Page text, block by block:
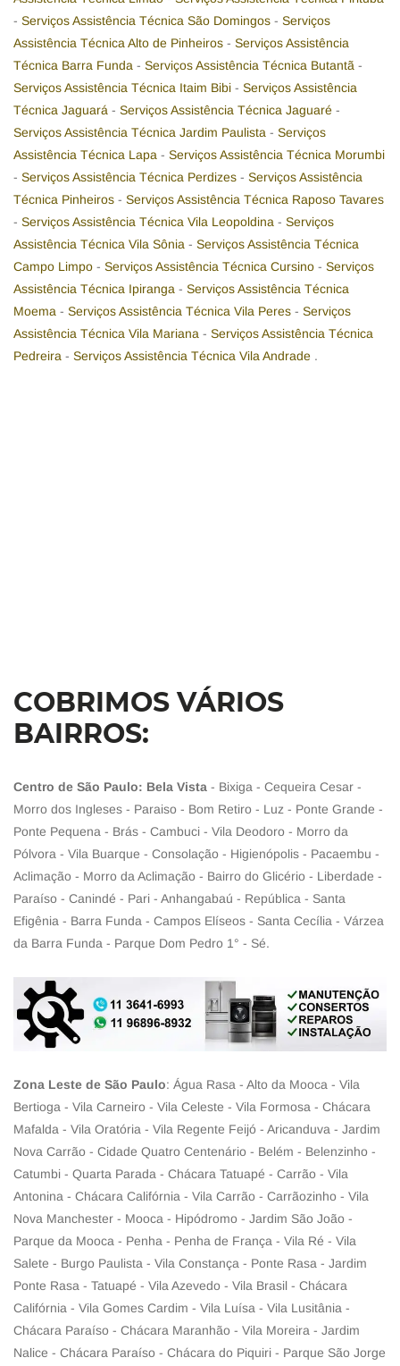
- Serviços Assistência Técnica São Domingos - Serviços
Assistência Técnica Alto de Pinheiros - Serviços Assistência
Técnica Barra Funda - Serviços Assistência Técnica Butantã -
Serviços Assistência Técnica Itaim Bibi - Serviços Assistência
Técnica Jaguará - Serviços Assistência Técnica Jaguaré -
Serviços Assistência Técnica Jardim Paulista - Serviços
Assistência Técnica Lapa - Serviços Assistência Técnica Morumbi
- Serviços Assistência Técnica Perdizes - Serviços Assistência
Técnica Pinheiros - Serviços Assistência Técnica Raposo Tavares
- Serviços Assistência Técnica Vila Leopoldina - Serviços
Assistência Técnica Vila Sônia - Serviços Assistência Técnica
Campo Limpo - Serviços Assistência Técnica Cursino - Serviços
Assistência Técnica Ipiranga - Serviços Assistência Técnica
Moema - Serviços Assistência Técnica Vila Peres - Serviços
Assistência Técnica Vila Mariana - Serviços Assistência Técnica
Pedreira - Serviços Assistência Técnica Vila Andrade .
COBRIMOS VÁRIOS
BAIRROS:
Centro de São Paulo: Bela Vista - Bixiga - Cequeira Cesar -
Morro dos Ingleses - Paraiso - Bom Retiro - Luz - Ponte Grande -
Ponte Pequena - Brás - Cambuci - Vila Deodoro - Morro da
Pólvora - Vila Buarque - Consolação - Higienópolis - Pacaembu -
Aclimação - Morro da Aclimação - Bairro do Glicério - Liberdade -
Paraíso - Canindé - Pari - Anhangabaú - República - Santa
Efigênia - Barra Funda - Campos Elíseos - Santa Cecília - Várzea
da Barra Funda - Parque Dom Pedro 1° - Sé.
Zona Leste de São Paulo: Água Rasa - Alto da Mooca - Vila
Bertioga - Vila Carneiro - Vila Celeste - Vila Formosa - Chácara
Mafalda - Vila Oratória - Vila Regente Feijó - Aricanduva - Jardim
Nova Carrão - Cidade Quatro Centenário - Belém - Belenzinho -
Catumbi - Quarta Parada - Chácara Tatuapé - Carrão - Vila
Antonina - Chácara Califórnia - Vila Carrão - Carrãozinho - Vila
Nova Manchester - Mooca - Hipódromo - Jardim São João -
Parque da Mooca - Penha - Penha de França - Vila Ré - Vila
Salete - Burgo Paulista - Vila Constança - Ponte Rasa - Jardim
Ponte Rasa - Tatuapé - Vila Azevedo - Vila Brasil - Chácara
Califórnia - Vila Gomes Cardim - Vila Luísa - Vila Lusitânia -
Chácara Paraíso - Chácara Maranhão - Vila Moreira - Jardim
Nalice - Chácara Paraíso - Chácara do Piquiri - Parque São Jorge